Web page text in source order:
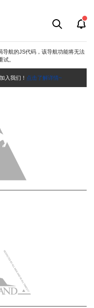
导航的JS代码，该导航功能将无法
。
入我们！ 点击了解详情~